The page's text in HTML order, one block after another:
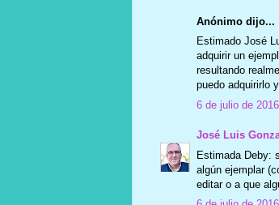
Anónimo dijo...
Estimado José
adquirir un
resultando
puedo adquirirlo
6 de julio de
José Luis
Estimada Deby:
algún ejemplar
editar o a que